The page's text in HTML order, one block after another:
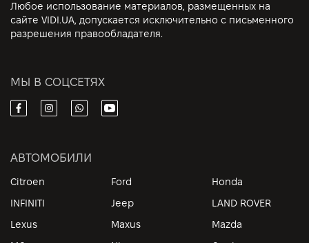
Любое использование материалов, размещенных на
сайте VIDI.UA, допускается исключительно с письменного
разрешения правообладателя.
МЫ В СОЦСЕТЯХ
АВТОМОБИЛИ
Citroen Ford
Honda
INFINITI
Jeep
LAND ROVER
Lexus
Maxus
Mazda